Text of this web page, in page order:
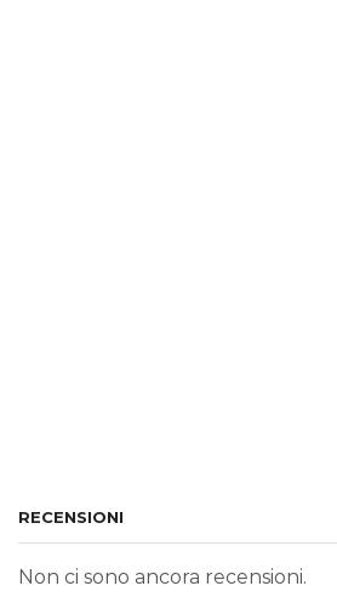
RECENSIONI
Non ci sono ancora recensioni.